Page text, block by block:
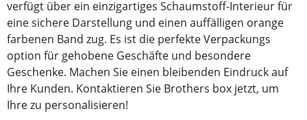
verfügt über ein einzigartiges Schaumstoff-Interieur für
eine sichere Darstellung und einen auffälligen orange
farbenen Band zug. Es ist die perfekte Verpackungs
option für gehobene Geschäfte und besondere
Geschenke. Machen Sie einen bleibenden Eindruck auf
Ihre Kunden. Kontaktieren Sie Brothers box jetzt, um
Ihre zu personalisieren!